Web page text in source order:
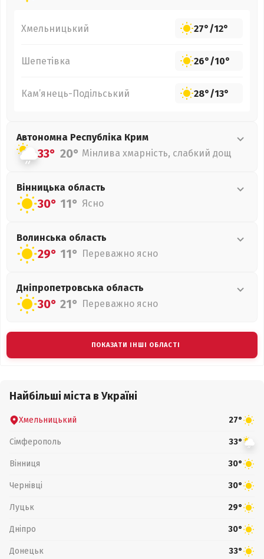
Хмельницький 27°/12°
Шепетівка 26°/10°
Кам’янець-Подільський 28°/13°
Автономна Республіка Крим
33° 20° Мінлива хмарність, слабкий дощ
Вінницька область
30° 11° Ясно
Волинська область
29° 11° Переважно ясно
Дніпропетровська область
30° 21° Переважно ясно
ПОКАЗАТИ ІНШІ ОБЛАСТІ
Найбільші міста в Україні
Хмельницький 27°
Сімферополь 33°
Вінниця 30°
Чернівці 30°
Луцьк 29°
Дніпро 30°
Донецьк 33°